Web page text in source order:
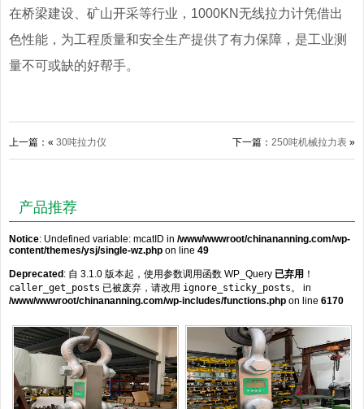
在桥梁建设、矿山开采等行业，1000KN无线拉力计凭借出
色性能，为工程质量和安全生产提供了有力保障，是工业测
量不可或缺的好帮手。
上一篇：« 30吨拉力仪 下一篇： 250吨机械拉力表 »
产品推荐
Notice: Undefined variable: mcatID in /www/wwwroot/chinananning.com/wp-
content/themes/ysj/single-wz.php on line 49
Deprecated: 自 3.1.0 版本起，使用参数调用函数 WP_Query 已弃用 ！
caller_get_posts 已被废弃，请改用 ignore_sticky_posts 。 in
/www/wwwroot/chinananning.com/wp-includes/functions.php on line 6170